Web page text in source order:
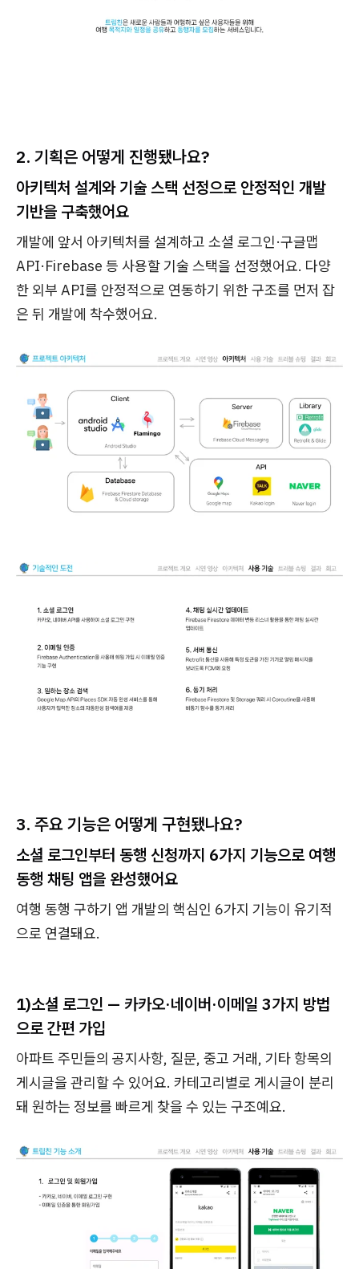
2. 기획은 어떻게 진행됐나요?
아키텍처 설계와 기술 스택 선정으로 안정적인 개발
기반을 구축했어요
개발에 앞서 아키텍처를 설계하고 소셜 로그인·구글맵
API·Firebase 등 사용할 기술 스택을 선정했어요. 다양
한 외부 API를 안정적으로 연동하기 위한 구조를 먼저 잡
은 뒤 개발에 착수했어요.
3. 주요 기능은 어떻게 구현됐나요?
소셜 로그인부터 동행 신청까지 6가지 기능으로 여행
동행 채팅 앱을 완성했어요
여행 동행 구하기 앱 개발의 핵심인 6가지 기능이 유기적
으로 연결돼요.
1)소셜 로그인 — 카카오·네이버·이메일 3가지 방법
으로 간편 가입
아파트 주민들의 공지사항, 질문, 중고 거래, 기타 항목의
게시글을 관리할 수 있어요. 카테고리별로 게시글이 분리
돼 원하는 정보를 빠르게 찾을 수 있는 구조예요.